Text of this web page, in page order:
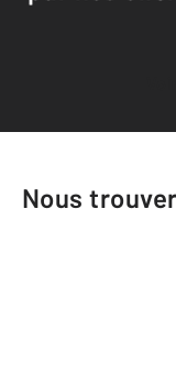
Nous trouver